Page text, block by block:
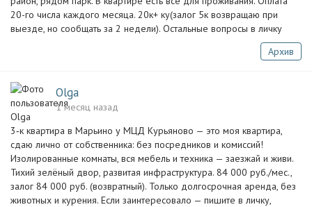
20-го числа каждого месяца. 20к+ ку(залог 5к возвращаю при
выезде, но сообщать за 2 недели). Остальные вопросы в личку
Архив
Olga
1 месяц назад
3‑к квартира в Марьино у МЦД Курьяново — это моя квартира,
сдаю лично от собственника: без посредников и комиссий!
Изолированные комнаты, вся мебель и техника — заезжай и живи.
Тихий зелёный двор, развитая инфраструктура. 84 000 руб./мес.,
залог 84 000 руб. (возвратный). Только долгосрочная аренда, без
животных и курения. Если заинтересовало — пишите в личку,